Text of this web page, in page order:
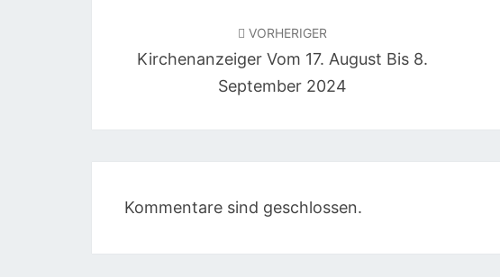
VORHERIGER
Kirchenanzeiger Vom 17. August Bis 8.
September 2024
Kommentare sind geschlossen.